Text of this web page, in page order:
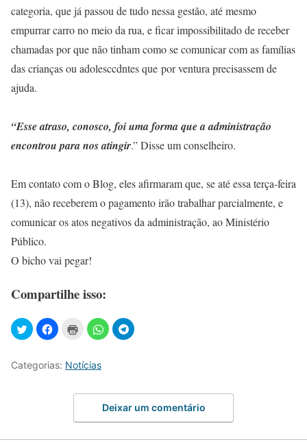
categoria, que já passou de tudo nessa gestão, até mesmo
empurrar carro no meio da rua, e ficar impossibilitado de receber
chamadas por que não tinham como se comunicar com as famílias
das crianças ou adolesccdntes que por ventura precisassem de
ajuda.
“Esse atraso, conosco, foi uma forma que a administração
encontrou para nos atingir.” Disse um conselheiro.
Em contato com o Blog, eles afirmaram que, se até essa terça-feira
(13), não receberem o pagamento irão trabalhar parcialmente, e
comunicar os atos negativos da administração, ao Ministério
Público.
O bicho vai pegar!
Compartilhe isso:
Categorias: Notícias
Deixar um comentário